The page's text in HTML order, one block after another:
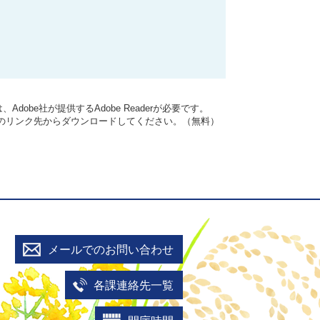
Adobe社が提供するAdobe Readerが必要です。
ンク先からダウンロードしてください。（無料）
メールでのお問い合わせ
各課連絡先一覧